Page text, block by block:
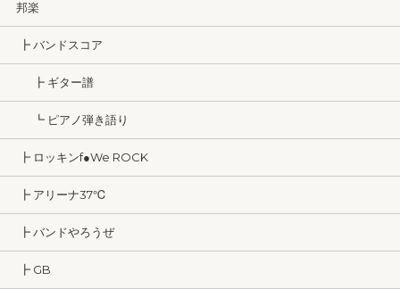
邦楽
┣ バンドスコア
┣ ギター譜
┗ ピアノ弾き語り
┣ ロッキンf●We ROCK
┣ アリーナ37℃
┣ バンドやろうぜ
┣ GB